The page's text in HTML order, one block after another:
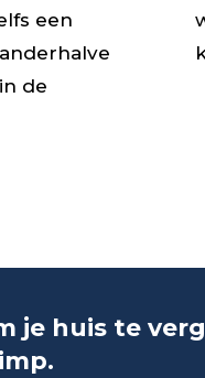
een
de
je huis te